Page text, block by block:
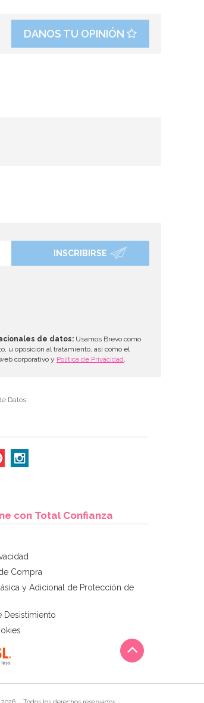
DANOS TU OPINIÓN
INSCRIBIRSE
de datos: Usamos Brevo como
u oposición al tratamiento, así como el
corporativo y Política de Privacidad
Datos.
con Total Confianza
Compra
y Adicional de Protección de
Desistimiento